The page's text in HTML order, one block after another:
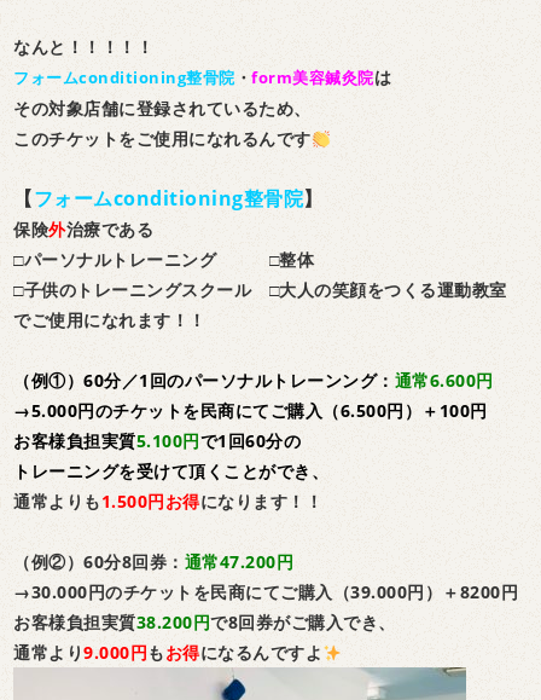
なんと！！！！！
フォームconditioning整骨院 ・form美容鍼灸院は
その対象店舗に登録されているため、
このチケットをご使用になれるんです
【フォームconditioning整骨院】
保険外治療である
□パーソナルトレーニング □整体
□子供のトレーニングスクール □大人の笑顔をつくる運動教室
でご使用になれます！！
（例①）60分／1回のパーソナルトレーンング： 通常6.600円
→5.000円のチケットを民商にてご購入（6.500円）＋100円
お客様負担実質5.100円で1回60分の
トレーニングを受けて頂くことができ、
通常よりも1.500円お得になります！！
（例②）60分8回券： 通常47.200円
→30.000円のチケットを民商にてご購入（39.000円）＋8200円
お客様負担実質38.200円で8回券がご購入でき、
通常より9.000円もお得になるんですよ